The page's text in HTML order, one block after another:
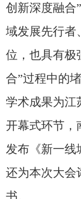
创新深度融合”
域发展先行者
位，也具有极
合”过程中的
学术成果为江
开幕式环节，
发布《新一线
还为本次大会
书。